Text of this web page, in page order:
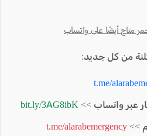
متاح أيضًا على واتساب
من كل جديد:
t.me/
عبر واتساب >> bit.ly/3AG8ibK
>>
t.me/alarabemergency